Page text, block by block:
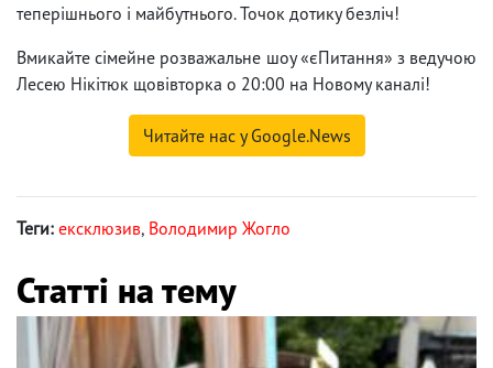
теперішнього і майбутнього. Точок дотику безліч!
Вмикайте сімейне розважальне шоу «єПитання» з ведучою
Лесею Нікітюк щовівторка о 20:00 на Новому каналі!
Читайте нас у Google.News
Теги: ексклюзив, Володимир Жогло
Статті на тему